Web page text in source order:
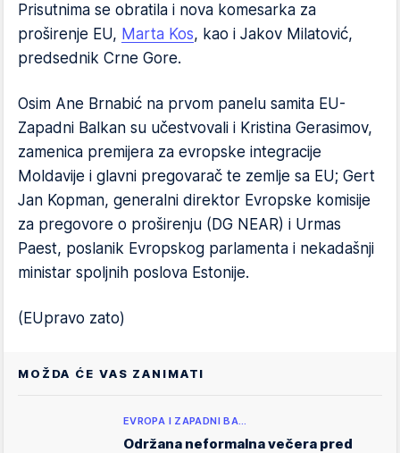
Prisutnima se obratila i nova komesarka za
proširenje EU, Marta Kos, kao i Jakov Milatović,
predsednik Crne Gore.
Osim Ane Brnabić na prvom panelu samita EU-
Zapadni Balkan su učestvovali i Kristina Gerasimov,
zamenica premijera za evropske integracije
Moldavije i glavni pregovarač te zemlje sa EU; Gert
Jan Kopman, generalni direktor Evropske komisije
za pregovore o proširenju (DG NEAR) i Urmas
Paest, poslanik Evropskog parlamenta i nekadašnji
ministar spoljnih poslova Estonije.
(EUpravo zato)
MOŽDA ĆE VAS ZANIMATI
EVROPA I ZAPADNI BA…
Održana neformalna večera pred